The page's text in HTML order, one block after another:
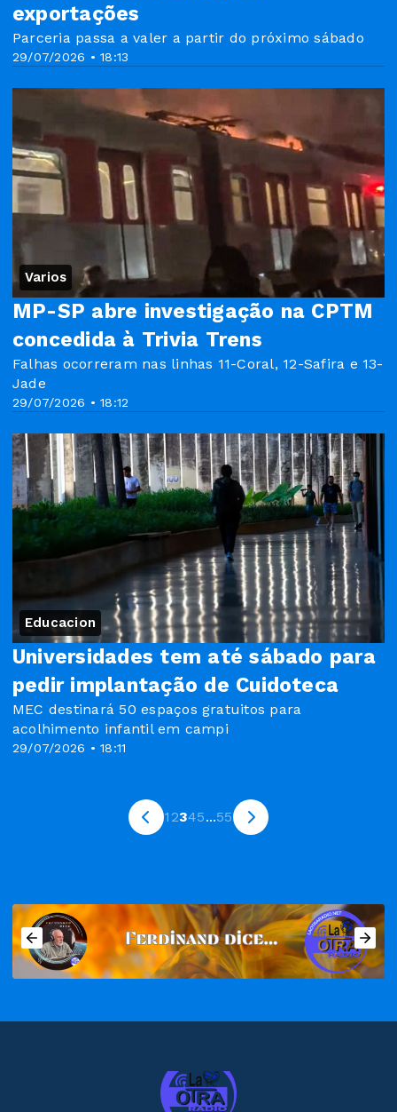
29/07/2026 • 18:13
exportações
Parceria passa a valer a partir do próximo sábado
Varios
29/07/2026 • 18:12
MP-SP abre investigação na CPTM
concedida à Trivia Trens
Falhas ocorreram nas linhas 11-Coral, 12-Safira e 13-
Jade
Educacion
29/07/2026 • 18:11
Universidades tem até sábado para
pedir implantação de Cuidoteca
MEC destinará 50 espaços gratuitos para
acolhimento infantil em campi
12345...55